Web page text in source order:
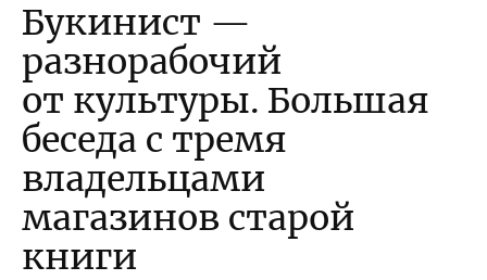
Букинист —
разнорабочий
от культуры. Большая
беседа с тремя
владельцами
магазинов старой
книги